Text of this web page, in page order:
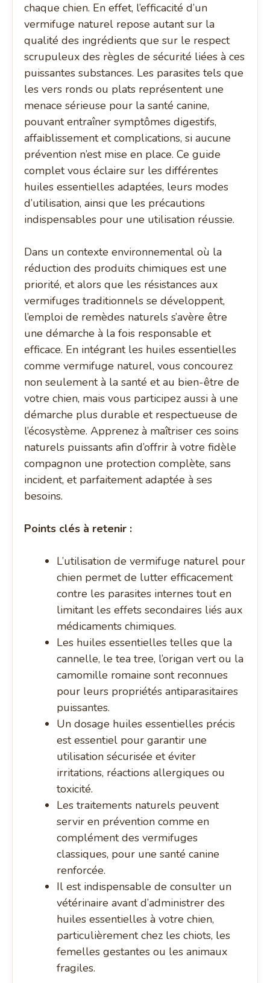
chaque chien. En effet, l’efficacité d’un
vermifuge naturel repose autant sur la
qualité des ingrédients que sur le respect
scrupuleux des règles de sécurité liées à ces
puissantes substances. Les parasites tels que
les vers ronds ou plats représentent une
menace sérieuse pour la santé canine,
pouvant entraîner symptômes digestifs,
affaiblissement et complications, si aucune
prévention n’est mise en place. Ce guide
complet vous éclaire sur les différentes
huiles essentielles adaptées, leurs modes
d’utilisation, ainsi que les précautions
indispensables pour une utilisation réussie.
Dans un contexte environnemental où la
réduction des produits chimiques est une
priorité, et alors que les résistances aux
vermifuges traditionnels se développent,
l’emploi de remèdes naturels s’avère être
une démarche à la fois responsable et
efficace. En intégrant les huiles essentielles
comme vermifuge naturel, vous concourez
non seulement à la santé et au bien-être de
votre chien, mais vous participez aussi à une
démarche plus durable et respectueuse de
l’écosystème. Apprenez à maîtriser ces soins
naturels puissants afin d’offrir à votre fidèle
compagnon une protection complète, sans
incident, et parfaitement adaptée à ses
besoins.
Points clés à retenir :
L’utilisation de vermifuge naturel pour
chien permet de lutter efficacement
contre les parasites internes tout en
limitant les effets secondaires liés aux
médicaments chimiques.
Les huiles essentielles telles que la
cannelle, le tea tree, l’origan vert ou la
camomille romaine sont reconnues
pour leurs propriétés antiparasitaires
puissantes.
Un dosage huiles essentielles précis
est essentiel pour garantir une
utilisation sécurisée et éviter
irritations, réactions allergiques ou
toxicité.
Les traitements naturels peuvent
servir en prévention comme en
complément des vermifuges
classiques, pour une santé canine
renforcée.
Il est indispensable de consulter un
vétérinaire avant d’administrer des
huiles essentielles à votre chien,
particulièrement chez les chiots, les
femelles gestantes ou les animaux
fragiles.